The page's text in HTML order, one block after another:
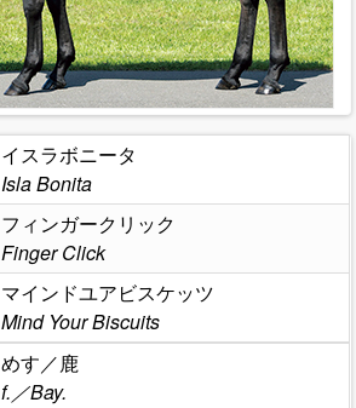
イスラボニータ
Isla Bonita
フィンガークリック
Finger Click
マインドユアビスケッツ
Mind Your Biscuits
めす／鹿
f.／Bay.